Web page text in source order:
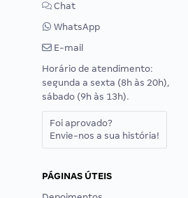
Chat
WhatsApp
E-mail
Horário de atendimento:
segunda a sexta (8h às 20h),
sábado (9h às 13h).
Foi aprovado?
Envie-nos a sua história!
PÁGINAS ÚTEIS